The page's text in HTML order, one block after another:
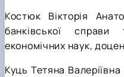
Костюк Вікторія
банківської
економічних наук,
Куць Тетяна